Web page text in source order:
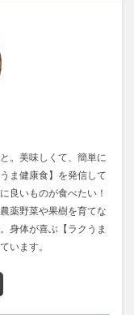
。美味しくて、簡単に
ま健康食】を発信して
良いものが食べたい！
薬野菜や果樹を育てな
身体が喜ぶ【ラクうま
います。